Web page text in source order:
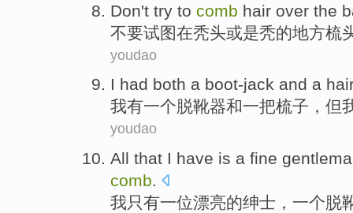
Don't try to comb hair over the
不要试图在秃头或是秃的地方梳
youdao
I had both a boot-jack and a
我有一个脱靴器和一把梳子 ，但
youdao
All that I have is a fine
comb.
我只有一位漂亮的绅士 ，一个脱